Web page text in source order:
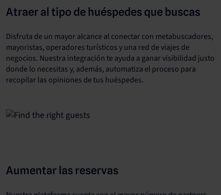
Atraer al tipo de huéspedes que buscas
Disfruta de un mayor alcance al conectar con metabuscadores,
mayoristas, operadores turísticos y una red de viajes de
negocios. Nuestra integración te ayuda a ganar visibilidad justo
donde lo necesitas y, además, automatiza el proceso para
recopilar las opiniones de tus huéspedes.
Aumentar las reservas